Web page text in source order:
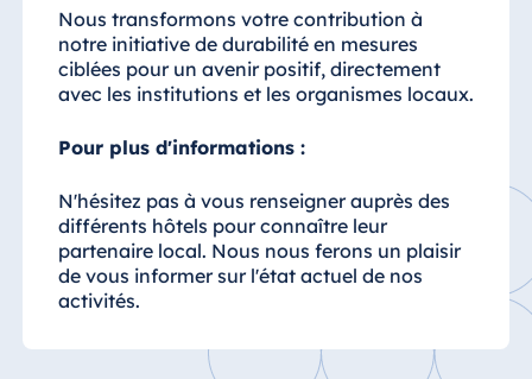
Hotel &
Conference
Center Taicang
Resort Calabria
Nous transformons votre contribution à
notre initiative de durabilité en mesures
ciblées pour un avenir positif, directement
avec les institutions et les organismes locaux.
Pour plus d'informations :
N'hésitez pas à vous renseigner auprès des
différents hôtels pour connaître leur
partenaire local. Nous nous ferons un plaisir
de vous informer sur l'état actuel de nos
activités.